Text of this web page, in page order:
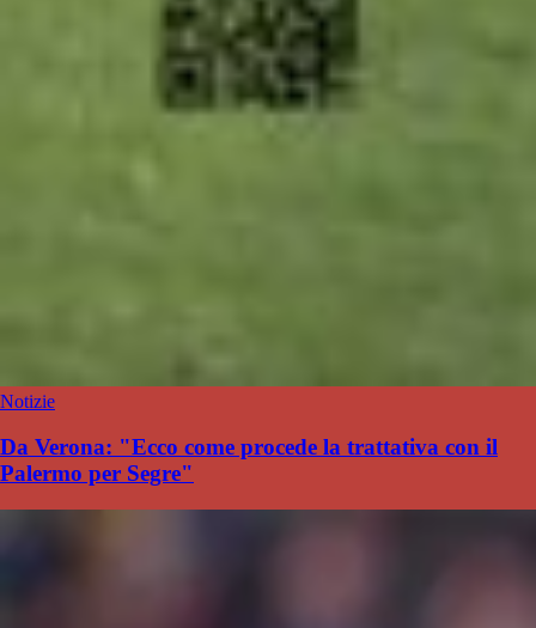
Notizie
Da Verona: "Ecco come procede la trattativa con il
Palermo per Segre"